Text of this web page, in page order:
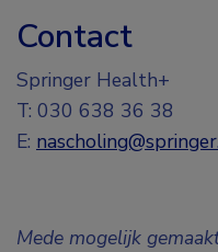
Contact
Springer Health+
T: 030 638 36 38
E:
Mede mogelijk